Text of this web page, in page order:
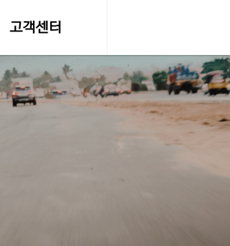
고객센터
온라인 견적문의
공지사항, 자료실